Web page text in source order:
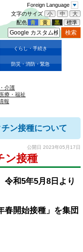
Foreign Language
文字のサイズ
小 中
大
配色 青 黄 黒 標準
くらし・手続き
防災・消防・緊急
介護
療・福祉
報
ン接種について
公開日 2023年05月17日
ン接種
令和5年5月8日より
春開始接種」を集団